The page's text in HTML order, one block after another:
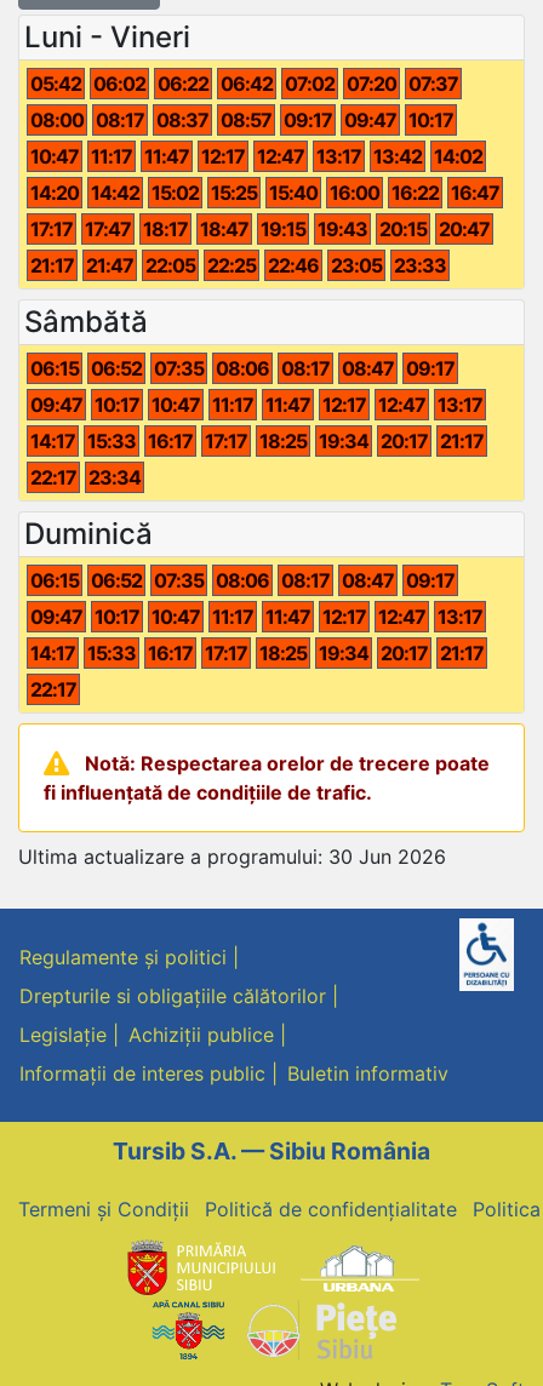
Luni - Vineri
05:42 06:02 06:22 06:42 07:02 07:20 07:37
08:00 08:17 08:37 08:57 09:17 09:47 10:17
10:47 11:17 11:47 12:17 12:47 13:17 13:42 14:02
14:20 14:42 15:02 15:25 15:40 16:00 16:22 16:47
17:17 17:47 18:17 18:47 19:15 19:43 20:15 20:47
21:17 21:47 22:05 22:25 22:46 23:05 23:33
Sâmbătă
06:15 06:52 07:35 08:06 08:17 08:47 09:17
09:47 10:17 10:47 11:17 11:47 12:17 12:47 13:17
14:17 15:33 16:17 17:17 18:25 19:34 20:17 21:17
22:17 23:34
Duminică
06:15 06:52 07:35 08:06 08:17 08:47 09:17
09:47 10:17 10:47 11:17 11:47 12:17 12:47 13:17
14:17 15:33 16:17 17:17 18:25 19:34 20:17 21:17
22:17
Notă: Respectarea orelor de trecere poate
fi influențată de condițiile de trafic.
Ultima actualizare a programului: 30 Jun 2026
Regulamente și politici
Drepturile si obligațiile călătorilor
Legislație
Achiziții publice
Informații de interes public
Buletin informativ
Tursib S.A. — Sibiu România
Termeni și Condiții Politică de confidențialitate